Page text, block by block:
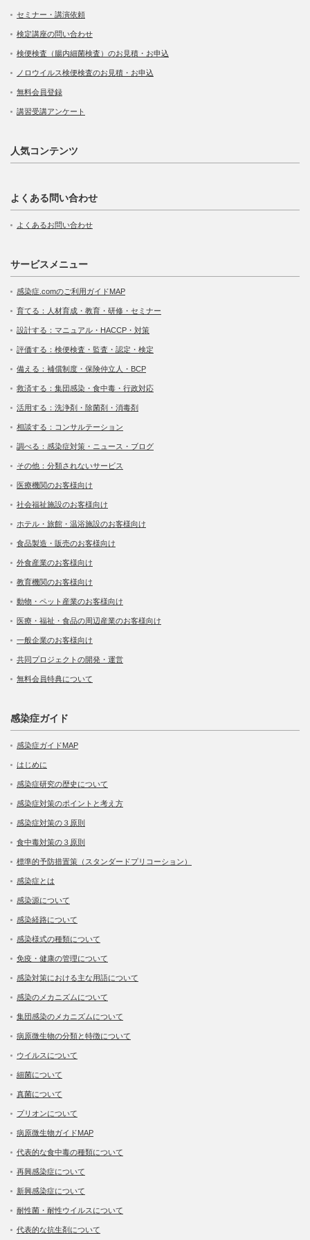
セミナー・講演依頼
検定講座の問い合わせ
検便検査（腸内細菌検査）のお見積・お申込
ノロウイルス検便検査のお見積・お申込
無料会員登録
講習受講アンケート
人気コンテンツ
よくある問い合わせ
よくあるお問い合わせ
サービスメニュー
感染症.comのご利用ガイドMAP
育てる：人材育成・教育・研修・セミナー
設計する：マニュアル・HACCP・対策
評価する：検便検査・監査・認定・検定
備える：補償制度・保険仲立人・BCP
救済する：集団感染・食中毒・行政対応
活用する：洗浄剤・除菌剤・消毒剤
相談する：コンサルテーション
調べる：感染症対策・ニュース・ブログ
その他：分類されないサービス
医療機関のお客様向け
社会福祉施設のお客様向け
ホテル・旅館・温浴施設のお客様向け
食品製造・販売のお客様向け
外食産業のお客様向け
教育機関のお客様向け
動物・ペット産業のお客様向け
医療・福祉・食品の周辺産業のお客様向け
一般企業のお客様向け
共同プロジェクトの開発・運営
無料会員特典について
感染症ガイド
感染症ガイドMAP
はじめに
感染症研究の歴史について
感染症対策のポイントと考え方
感染症対策の３原則
食中毒対策の３原則
標準的予防措置策（スタンダードプリコーション）
感染症とは
感染源について
感染経路について
感染様式の種類について
免疫・健康の管理について
感染対策における主な用語について
感染のメカニズムについて
集団感染のメカニズムについて
病原微生物の分類と特徴について
ウイルスについて
細菌について
真菌について
プリオンについて
病原微生物ガイドMAP
代表的な食中毒の種類について
再興感染症について
新興感染症について
耐性菌・耐性ウイルスについて
代表的な抗生剤について